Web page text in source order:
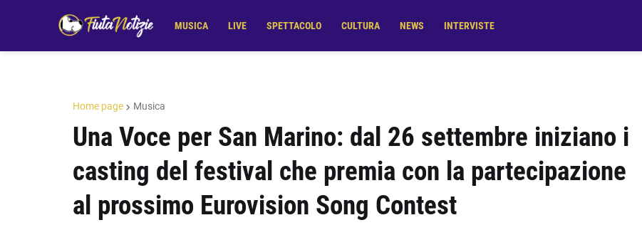
MUSICA LIVE SPETTACOLO CULTURA NEWS INTERVISTE
Home page Musica
Una Voce per San Marino: dal 26 settembre iniziano i
casting del festival che premia con la partecipazione
al prossimo Eurovision Song Contest